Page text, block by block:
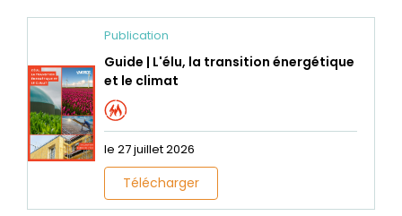
Publication
Guide | L'élu, la transition énergétique
et le climat
le 27 juillet 2026
Télécharger